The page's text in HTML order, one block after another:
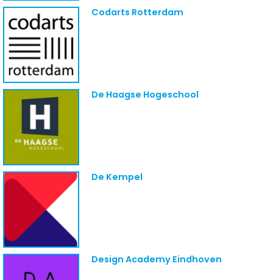
Codarts Rotterdam
De Haagse Hogeschool
De Kempel
Design Academy Eindhoven